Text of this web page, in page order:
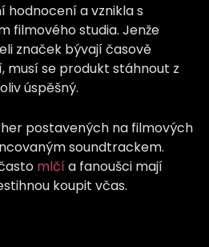
hodnocení a vznikla s
filmového studia. Jenže
značek bývají časově
musí se produkt stáhnout z
úspěšný.
postavených na filmových
soundtrackem.
mlčía fanoušci mají
koupit včas.